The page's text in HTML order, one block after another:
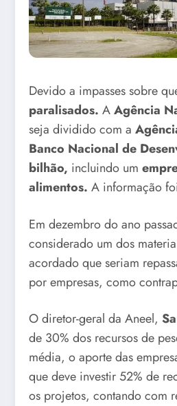
Devido a impasses sobre
paralisados. AAgência
seja dividido com a
Banco Nacional de
bilhão, incluindo um
alimentos. A informação
Em dezembro do ano
considerado um dos
acordado que seriam
por empresas, como
O diretor-geral da Aneel,
de 30% dos recursos de
média, o aporte das
que deve investir 52% de
os projetos, contando com